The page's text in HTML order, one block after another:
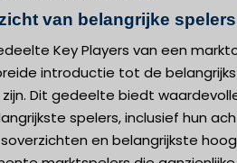
van belangrijke
Key Players van een
introductie tot de
Dit gedeelte biedt
spelers, inclusief hun
en belangrijkste